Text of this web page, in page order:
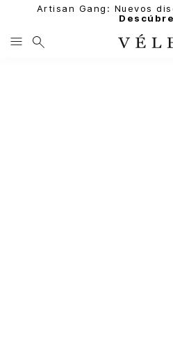
Artisan Gang: Nuevos